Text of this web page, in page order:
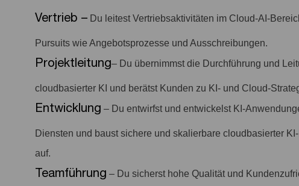
Vertrieb – Du leitest Vertriebsaktivitäten im Cloud-AI-
Pursuits wie Angebotsprozesse und Ausschreibungen.
Projektleitung– Du übernimmst die Durchführung und
cloudbasierter KI und berätst Kunden zu KI- und Cloud-
Entwicklung – Du entwirfst und entwickelst KI-
Diensten und baust sichere und skalierbare cloudbasierter
auf.
Teamführung – Du sicherst hohe Qualität und